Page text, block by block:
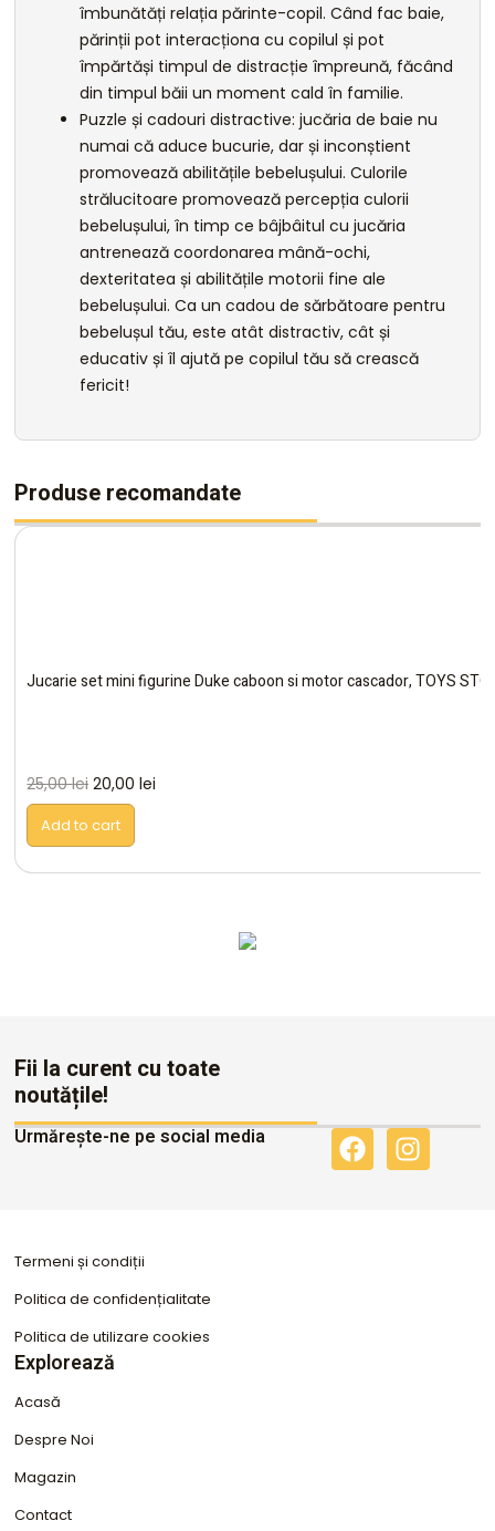
îmbunătăți relația părinte-copil. Când fac baie,
părinții pot interacționa cu copilul și pot
împărtăși timpul de distracție împreună, făcând
din timpul băii un moment cald în familie.
Puzzle și cadouri distractive: jucăria de baie nu
numai că aduce bucurie, dar și inconștient
promovează abilitățile bebelușului. Culorile
strălucitoare promovează percepția culorii
bebelușului, în timp ce bâjbâitul cu jucăria
antrenează coordonarea mână-ochi,
dexteritatea și abilitățile motorii fine ale
bebelușului. Ca un cadou de sărbătoare pentru
bebelușul tău, este atât distractiv, cât și
educativ și îl ajută pe copilul tău să crească
fericit!
Produse recomandate
Jucarie set mini figurine Duke caboon si motor cascador, TOYS
25,00lei 20,00lei
Add to cart
Fii la curent cu toate
noutățile!
Urmărește-ne pe social media
F
a
I
n
Termeni și condiții
Politica de confidențialitate
Politica de utilizare cookies
Explorează
Acasă
Despre Noi
Magazin
Contact